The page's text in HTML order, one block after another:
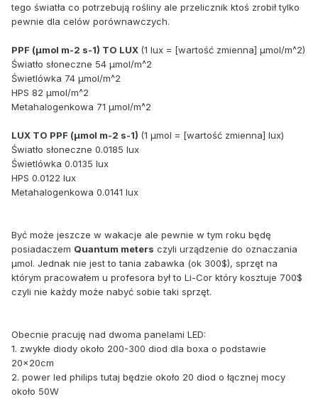
tego światła co potrzebują rośliny ale przelicznik ktoś zrobił tylko
pewnie dla celów porównawczych.
PPF (µmol m-2 s-1) TO LUX (1 lux = [wartość zmienna] µmol/m^2)
Światło słoneczne 54 µmol/m^2
Świetlówka 74 µmol/m^2
HPS 82 µmol/m^2
Metahalogenkowa 71 µmol/m^2
LUX TO PPF (µmol m-2 s-1) (1 µmol = [wartość zmienna] lux)
Światło słoneczne 0.0185 lux
Świetlówka 0.0135 lux
HPS 0.0122 lux
Metahalogenkowa 0.0141 lux
Być może jeszcze w wakacje ale pewnie w tym roku będę
posiadaczem Quantum meters czyli urządzenie do oznaczania
µmol. Jednak nie jest to tania zabawka (ok 300$), sprzęt na
którym pracowałem u profesora był to Li-Cor który kosztuje 700$
czyli nie każdy może nabyć sobie taki sprzęt.
Obecnie pracuję nad dwoma panelami LED:
1. zwykłe diody około 200-300 diod dla boxa o podstawie
20x20cm
2. power led philips tutaj będzie około 20 diod o łącznej mocy
około 50W